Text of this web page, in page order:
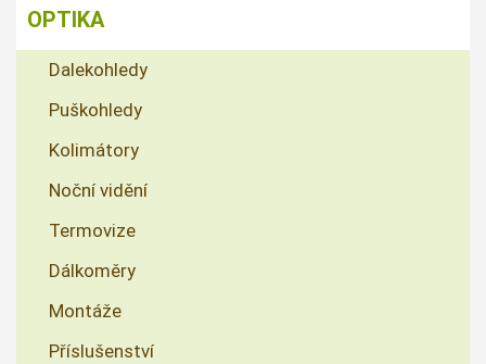
OPTIKA
Dalekohledy
Puškohledy
Kolimátory
Noční vidění
Termovize
Dálkoměry
Montáže
Příslušenství